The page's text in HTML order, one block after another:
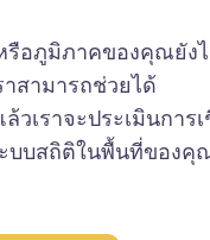
รือภูมิภาคของคุณยัง
าสามารถช่วยได้
วเราจะประเมินการ
บบสถิติในพื้นที่ของคุ